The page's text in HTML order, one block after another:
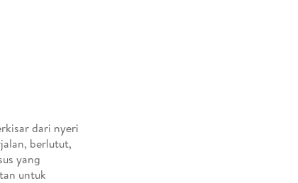
dari nyeri
berlutut,
yang
untuk